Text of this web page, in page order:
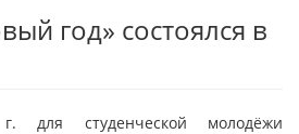
год» состоялся в
для студенческой молодёжи